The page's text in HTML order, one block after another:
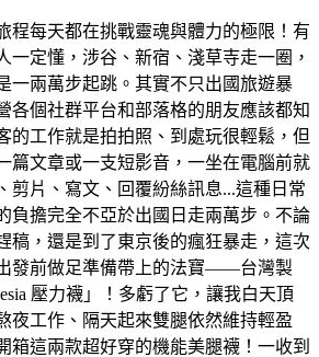
程每天都在挑戰靈魂與體力的極限！有
一定懂，涉谷、新宿、淺草寺走一圈，
一兩萬步起跳。其實不只出國旅遊暴
各個社群平台和部落格的朋友應該都知
的工作就是拍拍照、到處玩很輕鬆，但
篇文章或一支短影音，一坐在電腦前就
剪片、寫文、回覆紛絲訊息...這種日常
負擔完全不亞於出國日走兩萬步。不論
稿，還是到了東京後的瘋狂暴走，這次
發前做足準備帶上的法寶——台灣製
壓力襪」！多虧了它，讓我白天頂
夜工作、隔天起來雙腿依然維持輕盈
箱這兩款超好穿的機能美腿襪！一收到